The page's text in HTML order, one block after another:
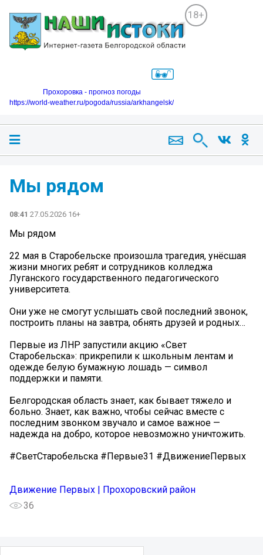
18+
Прохоровка - прогноз погоды
https://world-weather.ru/pogoda/russia/arkhangelsk/
Мы рядом
08:41 27.05.2026 16+
Мы рядом
22 мая в Старобельске произошла трагедия, унёсшая
жизни многих ребят и сотрудников колледжа
Луганского государственного педагогического
университета.
Они уже не смогут услышать свой последний звонок,
построить планы на завтра, обнять друзей и родных…
Первые из ЛНР запустили акцию «Свет
Старобельска»: прикрепили к школьным лентам и
одежде белую бумажную лошадь — символ
поддержки и памяти.
Белгородская область знает, как бывает тяжело и
больно. Знает, как важно, чтобы сейчас вместе с
последним звонком звучало и самое важное —
надежда на добро, которое невозможно уничтожить.
#СветСтаробельска #Первые31 #ДвижениеПервых
Движение Первых | Прохоровский район
36